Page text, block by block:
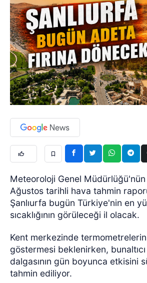
Meteoroloji Genel Müdürlüğü'nün
Ağustos tarihli hava tahmin
Şanlıurfa bugün Türkiye'nin en
sıcaklığının görüleceği il olacak.
Kent merkezinde
göstermesi beklenirken,
dalgasının gün boyunca etkisini
tahmin ediliyor.